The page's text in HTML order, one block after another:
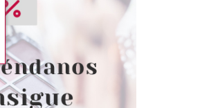
CATRICE DELINADOR OJOS
ULTRA PRECISION GEL EYE
20H WATERORPOOF 050 BLUE
Pvr 2.49€
-18%
desde